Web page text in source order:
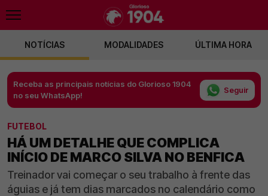
NOTÍCIAS MODALIDADES ÚLTIMA HORA
Receba as principais notícias do Glorioso 1904
no seu WhatsApp!
Seguir
FUTEBOL
HÁ UM DETALHE QUE COMPLICA
INÍCIO DE MARCO SILVA NO BENFICA
Treinador vai começar o seu trabalho à frente das
águias e já tem dias marcados no calendário como